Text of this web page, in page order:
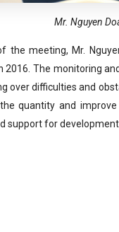
Mr. Nguyen
the meeting, Mr.
2016. The monitoring
over difficulties and
quantity and
support for